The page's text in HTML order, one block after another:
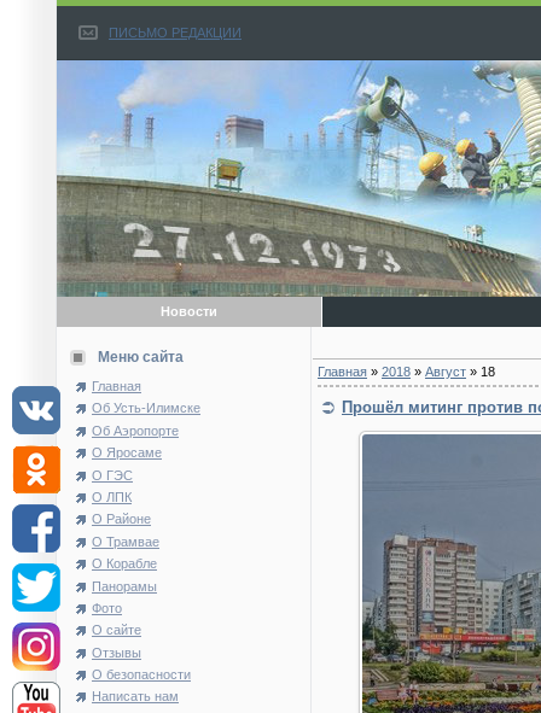
ПИСЬМО РЕДАКЦИИ
Новости
Меню сайта
Главная
Об Усть-Илимске
Об Аэропорте
О Яросаме
О ГЭС
О ЛПК
О Районе
О Трамвае
О Корабле
Панорамы
Фото
О сайте
Отзывы
О безопасности
Написать нам
Главная » 2018 » Август » 18
Прошёл митинг против